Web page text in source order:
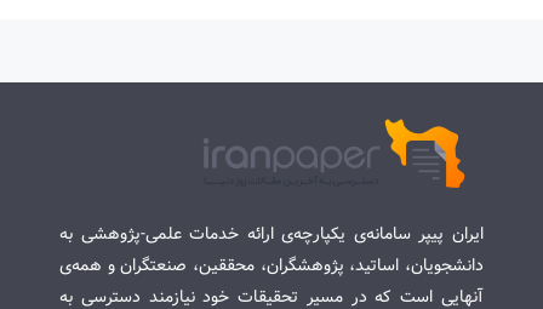
ایران پیپر سامانه‌ی یکپارچه‌ی ارائه خدمات علمی-پژوهشی به
دانشجویان، اساتید، پژوهشگران، محققین، صنعتگران و همه‌ی
آنهایی است که در مسیر تحقیقات خود نیازمند دسترسی به